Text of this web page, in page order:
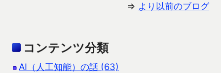
⇒ より以前のブログ
コンテンツ分類
AI（人工知能）の話 (63)